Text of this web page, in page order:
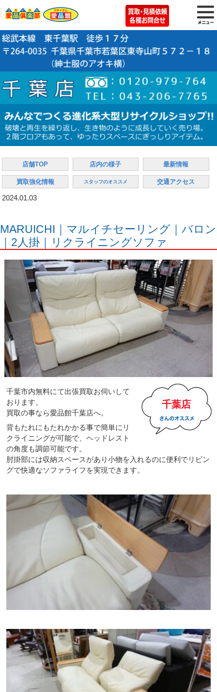
店舗TOP 店内の様子 最新情報
買取強化情報 スタッフのオススメ 交通アクセス
2024.01.03
MARUICHI｜マルイチセーリング｜バロン
｜2人掛｜リクライニングソファ
千葉店
千葉市内無料にて出張買取お伺いして
おります。
買取の事なら愛品館千葉店へ。
背もたれにもたれかかる事で簡単にリ
クライニングが可能で、ヘッドレスト
の角度も調節可能です。
肘掛部には収納スペースがあり小物を入れるのに便利でリビン
グで快適なソファライフを実現できます。